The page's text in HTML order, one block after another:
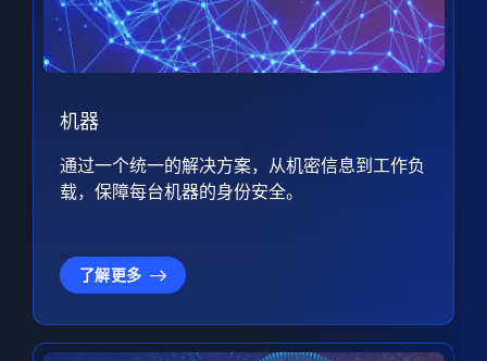
机器
通过一个统一的解决方案，从机密信息到工作负
载，保障每台机器的身份安全。
了解更多